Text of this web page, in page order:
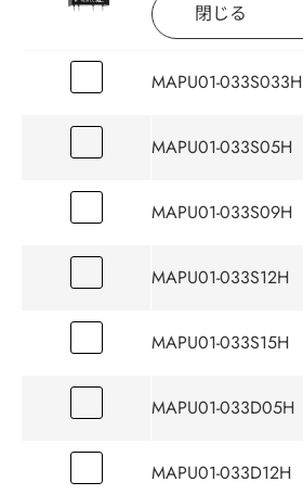
閉じる
MAPU01-033S033H
MAPU01-033S05H
MAPU01-033S09H
MAPU01-033S12H
MAPU01-033S15H
MAPU01-033D05H
MAPU01-033D12H